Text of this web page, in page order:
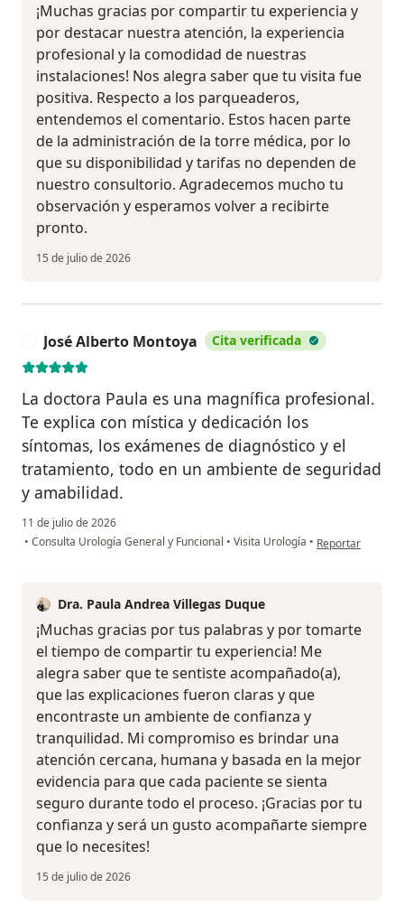
¡Muchas gracias por compartir tu experiencia y
por destacar nuestra atención, la experiencia
profesional y la comodidad de nuestras
instalaciones! Nos alegra saber que tu visita fue
positiva. Respecto a los parqueaderos,
entendemos el comentario. Estos hacen parte
de la administración de la torre médica, por lo
que su disponibilidad y tarifas no dependen de
nuestro consultorio. Agradecemos mucho tu
observación y esperamos volver a recibirte
pronto.
15 de julio de 2026
José Alberto Montoya Cita verificada
La doctora Paula es una magnífica profesional.
Te explica con mística y dedicación los
síntomas, los exámenes de diagnóstico y el
tratamiento, todo en un ambiente de seguridad
y amabilidad.
11 de julio de 2026
• Consulta Urología General y Funcional • Visita Urología • en opinión del
Reportar
Dra. Paula Andrea Villegas Duque
¡Muchas gracias por tus palabras y por tomarte
el tiempo de compartir tu experiencia! Me
alegra saber que te sentiste acompañado(a),
que las explicaciones fueron claras y que
encontraste un ambiente de confianza y
tranquilidad. Mi compromiso es brindar una
atención cercana, humana y basada en la mejor
evidencia para que cada paciente se sienta
seguro durante todo el proceso. ¡Gracias por tu
confianza y será un gusto acompañarte siempre
que lo necesites!
15 de julio de 2026